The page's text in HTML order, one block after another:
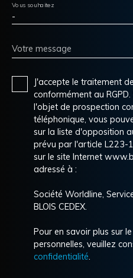
-
Vous souhaitez
Votre message
J'accepte le traitement
conformément au
l'objet de prospection
téléphonique, vous
sur la liste d'opposition
prévu par l'article L223-
sur le site Internet
adressé à :
Société Worldline,
BLOIS CEDEX.
Pour en savoir plus sur
personnelles, veuillez
confidentialité